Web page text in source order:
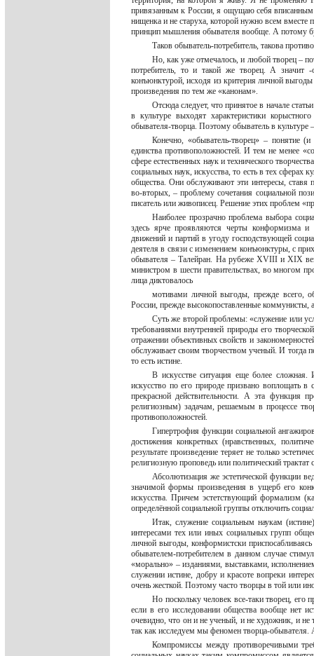
привязанным к России, я ощущаю себя
нищенка и не старуха, которой нужно всем
принцип мышления обывателя вообще. А потому
Таков обыватель-потребитель, такова
Но, как уже отмечалось, и любой творец –
потребитель, то и такой же творец. А значит -
конъюнктурой, исходя из критерия личной
произведения по тем же «канонам».
Отсюда следует, что принятое в начале
в культуре выходят характеристики
обывателя-творца. Поэтому обыватель в
Конечно, «обыватель-творец» – понятие
единства противоположностей. И тем не менее
сфере естественных наук и технического
социальных наук, искусства, то есть в тех сферах
общества. Они обслуживают эти интересы, ставя
во-вторых, – проблему сочетания социальной
писатель или живописец. Решение этих проблем
Наиболее прозрачно проблема выбора
здесь ярче проявляются черты конформизма и
движений и партий в угоду господствующей
деятеля в связи с изменением конъюнктуры, с
обывателя – Талейран. На рубеже XVIII и XIX
министром в шести правительствах, во многом
лица диктовалось
мотивами личной выгоды, прежде всего,
России, прежде высокопоставленные коммунисты,
Суть же второй проблемы: «служение или
требованиями внутренней природы его
отражении объективных свойств и
обслуживает своим творчеством ученый. И тогда
то есть истине.
В искусстве ситуация еще более
искусство по его природе призвано воплощать в
прекрасной действительности. А эта функция
религиозным) задачам, решаемым в процессе
противоположностей.
Гипертрофия функции социальной
достижения конкретных (нравственных,
результате произведение теряет не только
религиозную проповедь или политический
Абсолютизация же эстетической функции
значимой формы произведения в ущерб его
искусства. Причем эстетствующий формализм
определённой социальной группы отключить
Итак, служение социальным наукам
интересами тех или иных социальных групп
личной выгоды, конформистски
обывателем-потребителем в данном случае
«морально» – изданиями, выставками,
служении истине, добру и красоте вопреки
очень жесткой. Поэтому часто творцы в той или
Но поскольку человек все-таки творец, его
если в его исследовании общества вообще нет
очевидно, что он и не ученый, и не художник, и не
так как исследуем мы феномен творца-обывателя.
Компромиссы между противоречивыми